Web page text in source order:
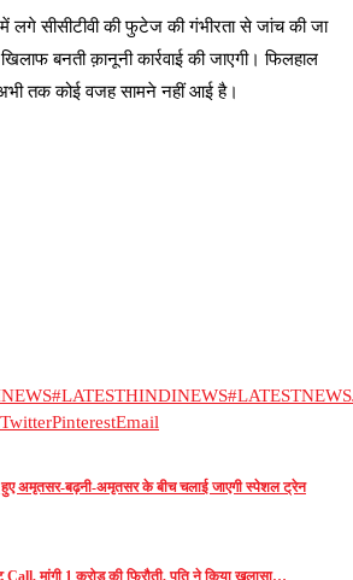
लगे सीसीटीवी की फुटेज की गंभीरता से जांच की जा
बनती क़ानूनी कार्रवाई की जाएगी। फिलहाल
तक कोई वजह सामने नहीं आई है।
#LATESTHINDINEWS
TwitterPinterestEmail
हुए अमृतसर-बढ़नी-अमृतसर के बीच चलाई जाएगी स्पेशल ट्रेन
मांगी 1 करोड़ की फिरौती, पति ने किया खुलासा…